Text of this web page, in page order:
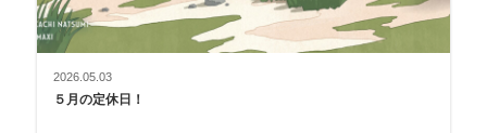
2026.05.03
５月の定休日！